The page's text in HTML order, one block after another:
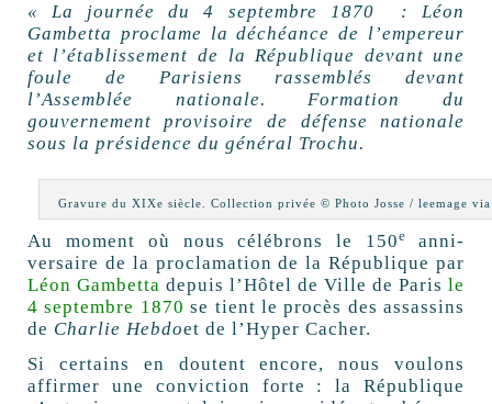
« La journée du 4 septembre 1870 : Léon
Gambetta proclame la déchéance de l’empereur
et l’établissement de la République devant une
foule de Parisiens rassemblés devant
l’Assemblée nationale. Formation du
gouvernement provisoire de défense nationale
sous la présidence du général Trochu.
Gravure du XIXe siècle. Collection privée © Photo Josse / leemage via
Au moment où nous célébrons le 150e anni-
versaire de la proclamation de la République par
Léon Gambetta depuis l’Hôtel de Ville de Parisle
4 septembre 1870se tient le procès des assassins
de Charlie Hebdoet de l’Hyper Cacher.
Si certains en doutent encore, nous voulons
affirmer une conviction forte : la République